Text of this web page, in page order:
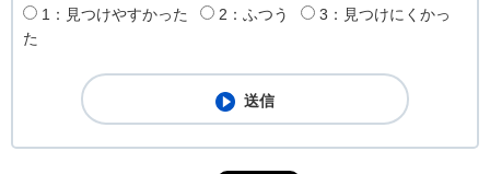
1：見つけやすかった
2：ふつう
3：見つけにくかっ
た